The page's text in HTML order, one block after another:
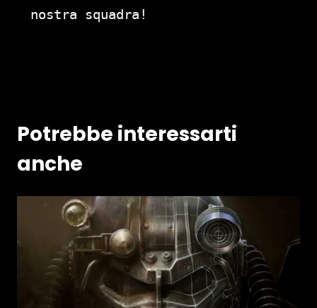
nostra squadra!
Potrebbe interessarti
anche